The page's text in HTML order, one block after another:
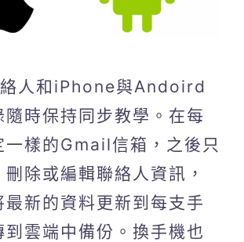
人和iPhone與Andoird
隨時保持同步教學。在每
一樣的Gmail信箱，之後只
除或編輯聯絡人資訊，
最新的資料更新到每支手
到雲端中備份。換手機也